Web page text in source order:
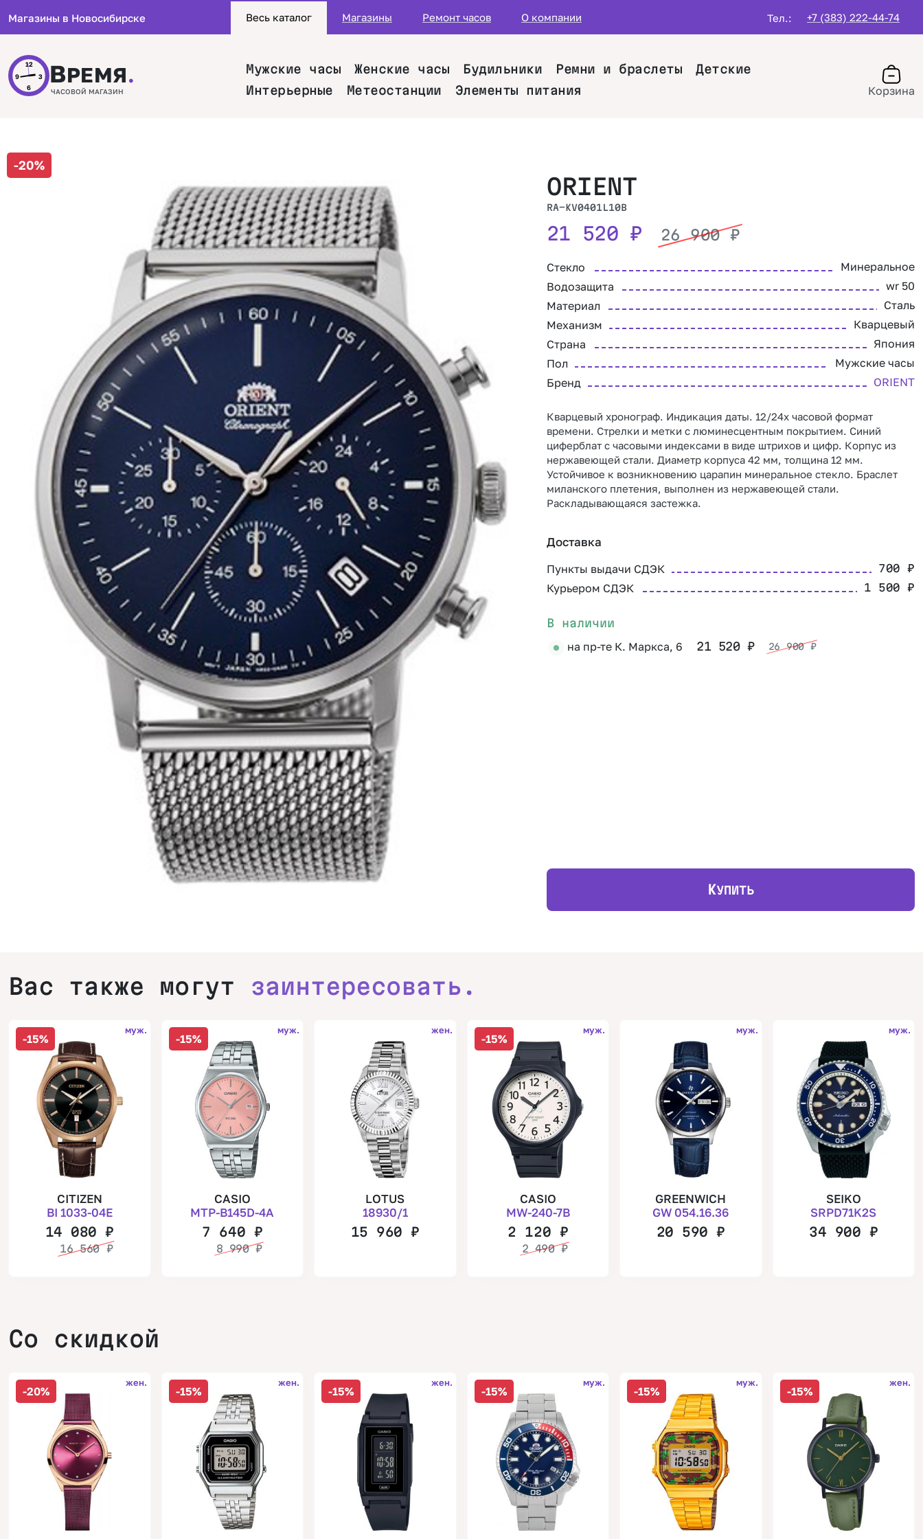
Магазины в Новосибирске Весь каталог Магазины Ремонт часов О компании Тел.: +7 (383) 222-44-74
12
3
6
9 ВРЕМЯ.
ЧАСОВОЙ МАГАЗИН
Мужские часы Женские часы Будильники Ремни и браслеты
Детские
Интерьерные
Метеостанции Элементы питания Корзина
-20%
ORIENT
RA-KV0401L10B
21 520 ₽ 26 900₽
Стекло
Минеральное
Водозащита
wr 50
Материал
Сталь
Механизм
Кварцевый
Страна
Япония
Пол
Мужские часы
Бренд
ORIENT
Кварцевый хронограф. Индикация даты. 12/24х часовой формат
времени. Стрелки и метки с люминесцентным покрытием. Синий
циферблат с часовыми индексами в виде штрихов и цифр. Корпус из
нержавеющей стали. Диаметр корпуса 42 мм, толщина 12 мм.
Устойчивое к возникновению царапин минеральное стекло. Браслет
миланского плетения, выполнен из нержавеющей стали.
Раскладывающаяся застежка.
Доставка
Пункты выдачи СДЭК 700₽
Курьером СДЭК 1 500₽
В наличии
на пр-те К. Маркса, 6 21 520₽ 26 900₽
КУПИТЬ
Вас также могут заинтересовать.
-15%
муж.
CITIZEN
BI 1033-04E
14 080₽
16 560 ₽
-15%
муж.
CASIO
MTP-B145D-4A
7 640 ₽
8 990₽
жен.
LOTUS
18930/1
15 960₽
-15%
муж.
CASIO
MW-240-7B
2 120 ₽
2 490₽
муж.
GREENWICH
GW 054.16.36
20 590₽
муж.
SEIKO
SRPD71K2S
34 900 ₽
Со скидкой
-20%
жен.
-15%
жен.
-15%
жен.
-15%
муж.
-15%
муж.
-15%
жен.